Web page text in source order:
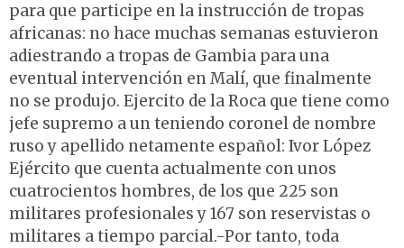
para que participe en la instrucción de tropas
africanas: no hace muchas semanas estuvieron
adiestrando a tropas de Gambia para una
eventual intervención en Malí, que finalmente
no se produjo. Ejercito de la Roca que tiene como
jefe supremo a un teniendo coronel de nombre
ruso y apellido netamente español: Ivor López
Ejército que cuenta actualmente con unos
cuatrocientos hombres, de los que 225 son
militares profesionales y 167 son reservistas o
militares a tiempo parcial.-Por tanto, toda